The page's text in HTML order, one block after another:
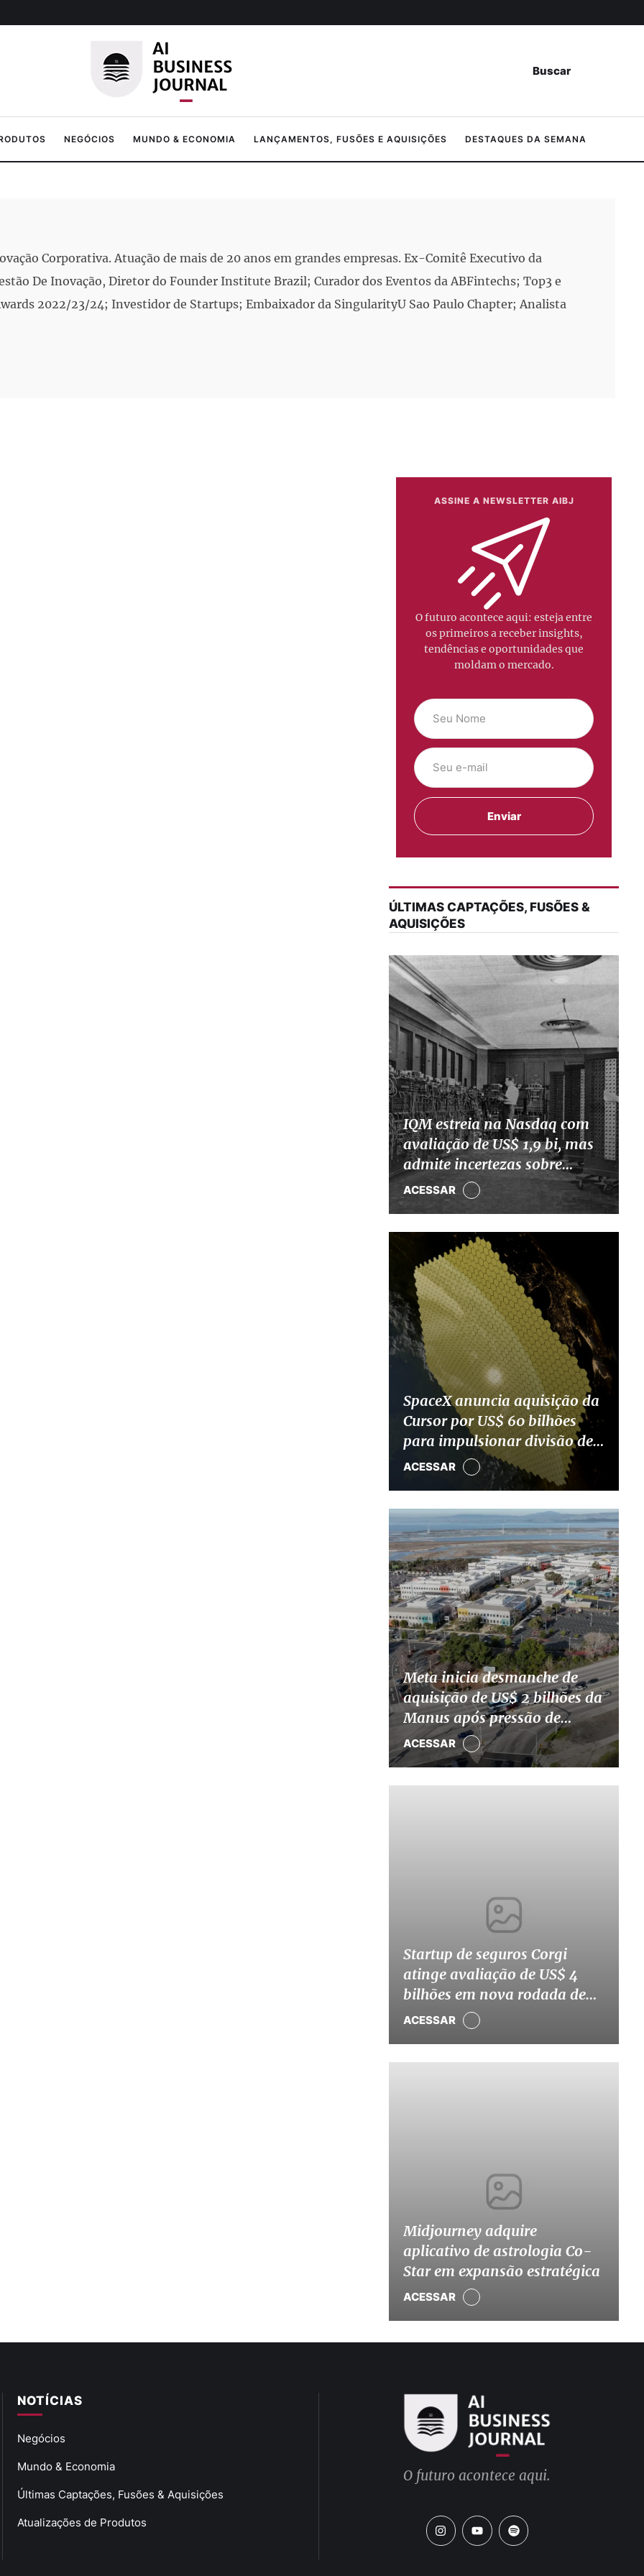
Buscar
NEGÓCIOS MUNDO & ECONOMIA LANÇAMENTOS, FUSÕES E AQUISIÇÕES DESTAQUES DA SEMANA
Corporativa. Atuação de mais de 20 anos em grandes empresas. Ex-Comitê Executivo da
De Inovação, Diretor do Founder Institute Brazil; Curador dos Eventos da ABFintechs; Top3 e
2022/23/24; Investidor de Startups; Embaixador da SingularityU Sao Paulo Chapter; Analista
ASSINE A NEWSLETTER AIBJ
O futuro acontece aqui: esteja entre
os primeiros a receber insights,
tendências e oportunidades que
moldam o mercado.
ÚLTIMAS CAPTAÇÕES, FUSÕES &
AQUISIÇÕES
IQM estreia na Nasdaq com
avaliação de US$ 1,9 bi, mas
admite incertezas sobre
computação quântica
ACESSAR
SpaceX anuncia aquisição da
Cursor por US$ 60 bilhões
para impulsionar divisão de
IA
ACESSAR
Meta inicia desmanche de
aquisição de US$ 2 bilhões da
Manus após pressão de
Pequim
ACESSAR
Startup de seguros Corgi
atinge avaliação de US$ 4
bilhões em nova rodada de
captação
ACESSAR
Midjourney adquire
aplicativo de astrologia Co-
Star em expansão estratégica
ACESSAR
NOTÍCIAS
Negócios
Mundo & Economia
Últimas Captações, Fusões & Aquisições
Atualizações de Produtos
O futuro acontece aqui.